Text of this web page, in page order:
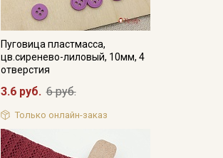
Пуговица пластмасса,
цв.сиренево-лиловый, 10мм, 4
отверстия
3.6 руб. 6 руб.
Только онлайн-заказ